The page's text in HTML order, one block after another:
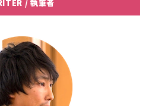
/ 執筆者